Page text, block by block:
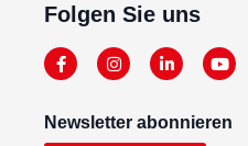
Folgen Sie uns
Newsletter abonnieren